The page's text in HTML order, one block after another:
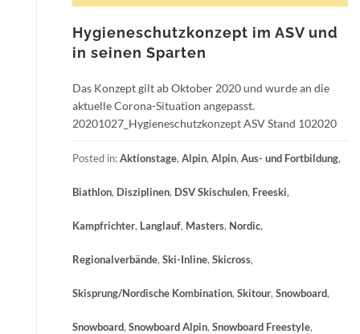
Hygieneschutzkonzept im ASV und
in seinen Sparten
Das Konzept gilt ab Oktober 2020 und wurde an die
aktuelle Corona-Situation angepasst.
20201027_Hygieneschutzkonzept ASV Stand 102020
Posted in:Aktionstage, Alpin, Alpin, Aus- und Fortbildung,
Biathlon, Disziplinen, DSV Skischulen, Freeski,
Kampfrichter, Langlauf, Masters, Nordic,
Regionalverbände, Ski-Inline, Skicross,
Skisprung/Nordische Kombination, Skitour, Snowboard,
Snowboard, Snowboard Alpin, Snowboard Freestyle,